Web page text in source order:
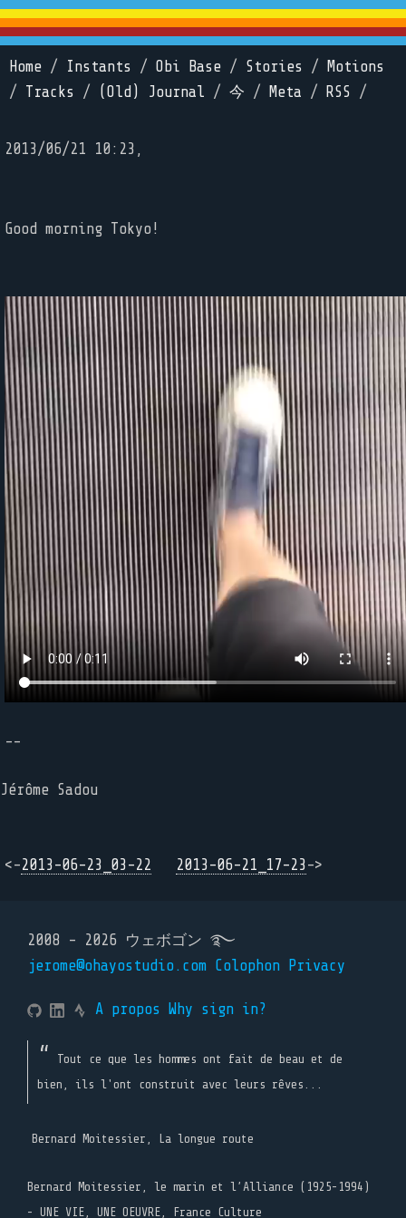
Home / Instants / Obi Base / Stories /
Motions
/ Tracks / (Old) Journal / 今 / Meta / RSS /
2013/06/21 10:23,
Good morning Tokyo!
--
Jérôme Sadou
<-2013-06-23_03-22 2013-06-21_17-23->
2008 - 2026 ウェボゴン ࿐
jerome@ohayostudio.com Colophon Privacy
A propos Why sign in?
Tout ce que les hommes ont fait de beau et de
bien, ils l'ont construit avec leurs rêves...
Bernard Moitessier, La longue route
Bernard Moitessier, le marin et l’Alliance (1925-1994)
- UNE VIE, UNE OEUVRE, France Culture